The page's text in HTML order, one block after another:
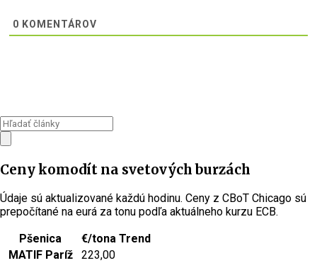
0 KOMENTÁROV
Ceny komodít na svetových burzách
Údaje sú aktualizované každú hodinu. Ceny z CBoT Chicago sú
prepočítané na eurá za tonu podľa aktuálneho kurzu ECB.
Pšenica
€/tona Trend
MATIF Paríž
223,00